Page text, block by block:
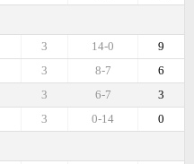
9
14-0
3
6
8-7
3
3
6-7
3
0
0-14
3